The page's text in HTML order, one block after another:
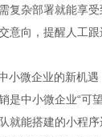
杂部署就能享受
意向，提醒人工
微企业的新机遇
中小微企业“可望
就能搭建的小程